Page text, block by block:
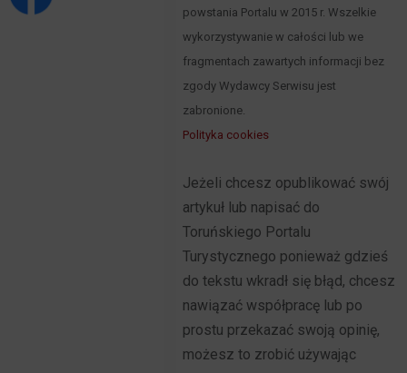
powstania Portalu w 2015 r. Wszelkie
wykorzystywanie w całości lub we
fragmentach zawartych informacji bez
zgody Wydawcy Serwisu jest
zabronione.
Polityka cookies
Jeżeli chcesz opublikować swój
artykuł lub napisać do
Toruńskiego Portalu
Turystycznego ponieważ gdzieś
do tekstu wkradł się błąd, chcesz
nawiązać współpracę lub po
prostu przekazać swoją opinię,
możesz to zrobić używając